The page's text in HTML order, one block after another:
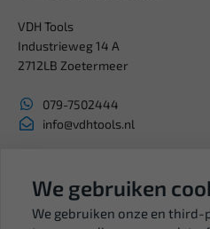
VDH Tools
Industrieweg 14 A
2712LB Zoetermeer
079-7502444
info@vdhtools.nl
BTW: NL819958657B01
We gebruiken
We gebruiken onze en